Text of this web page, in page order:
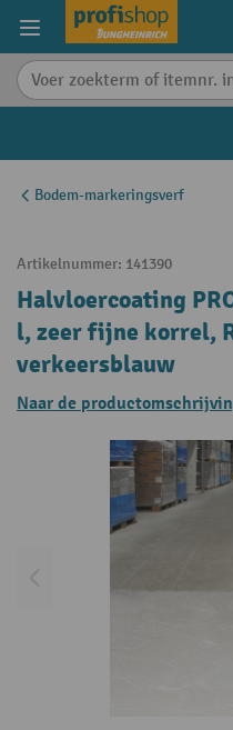
content
Bodem-markeringsverf
Artikelnummer: 141390
Halvloercoating
l, zeer fijne korrel,
verkeersblauw
Naar de